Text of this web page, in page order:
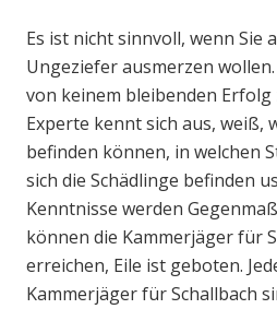
Es ist nicht sinnvoll, wenn Sie
Ungeziefer ausmerzen
von keinem bleibenden Erfolg
Experte kennt sich aus, weiß,
befinden können, in welchen
sich die Schädlinge befinden
Kenntnisse werden
können die Kammerjäger für
erreichen, Eile ist geboten.
Kammerjäger für Schallbach